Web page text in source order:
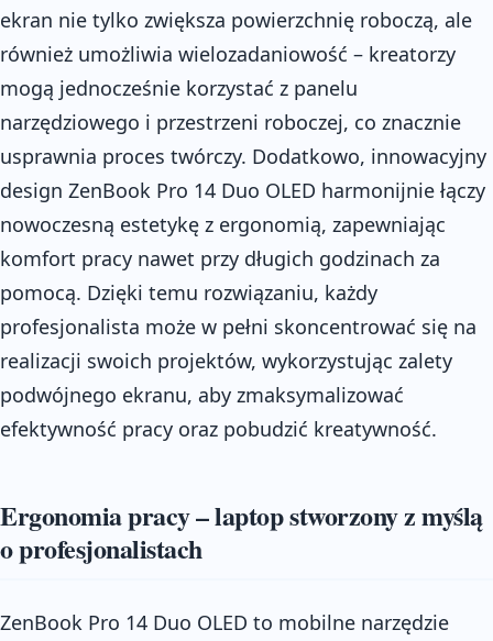
ekran nie tylko zwiększa powierzchnię roboczą, ale
również umożliwia wielozadaniowość – kreatorzy
mogą jednocześnie korzystać z panelu
narzędziowego i przestrzeni roboczej, co znacznie
usprawnia proces twórczy. Dodatkowo, innowacyjny
design ZenBook Pro 14 Duo OLED harmonijnie łączy
nowoczesną estetykę z ergonomią, zapewniając
komfort pracy nawet przy długich godzinach za
pomocą. Dzięki temu rozwiązaniu, każdy
profesjonalista może w pełni skoncentrować się na
realizacji swoich projektów, wykorzystując zalety
podwójnego ekranu, aby zmaksymalizować
efektywność pracy oraz pobudzić kreatywność.
Ergonomia pracy – laptop stworzony z myślą
o profesjonalistach
ZenBook Pro 14 Duo OLED to mobilne narzędzie